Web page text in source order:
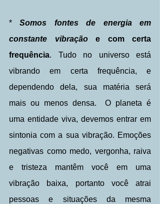
* Somos fontes de energia em
constante vibração e com certa
frequência. Tudo no universo está
vibrando em certa frequência, e
dependendo dela, sua matéria será
mais ou menos densa.  O planeta é
uma entidade viva, devemos entrar em
sintonia com a sua vibração. Emoções
negativas como medo, vergonha, raiva
e tristeza mantêm você em uma
vibração baixa, portanto você atrai
pessoas e situações da mesma